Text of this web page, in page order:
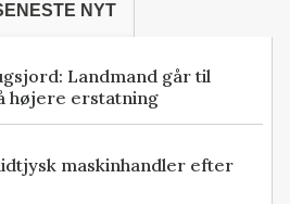
NYT
Landmand går til
højere erstatning
maskinhandler efter